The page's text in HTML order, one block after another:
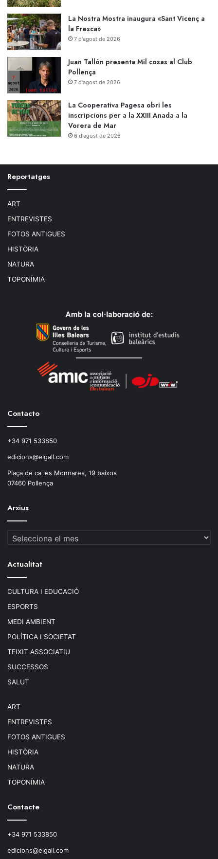
La Nostra Mostra inaugura «Sant Vicenç a
la Fresca»
7 d'agost de 2026
Juan Tallón presenta Mil cosas al Club
Pollença
7 d'agost de 2026
La Cooperativa Pagesa obri les
inscripcions per a la XXIII Anada a la
Vorera de Mar
6 d'agost de 2026
Reportatges
ART
ENTREVISTES
FOTOS ANTIGUES
HISTÒRIA
NATURA
TOPONÍMIA
Contacto
+34 971 533850
edicions@elgall.com
Plaça de ca les Monnares, 19 baixos
07460 Pollença
Arxius
Arxius
Actualitat
CULTURA I EDUCACIÓ
ESPORTS
MEDI AMBIENT
POLÍTICA I SOCIETAT
TEIXIT ASSOCIATIU
SUCCESSOS
SALUT
ART
ENTREVISTES
FOTOS ANTIGUES
HISTÒRIA
NATURA
TOPONÍMIA
Contacte
+34 971 533850
edicions@elgall.com